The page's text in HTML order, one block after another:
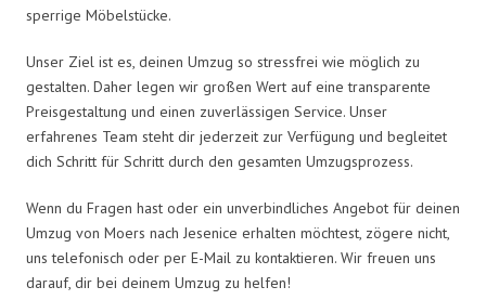
sperrige Möbelstücke.
Unser Ziel ist es, deinen Umzug so stressfrei wie möglich zu
gestalten. Daher legen wir großen Wert auf eine transparente
Preisgestaltung und einen zuverlässigen Service. Unser
erfahrenes Team steht dir jederzeit zur Verfügung und begleitet
dich Schritt für Schritt durch den gesamten Umzugsprozess.
Wenn du Fragen hast oder ein unverbindliches Angebot für deinen
Umzug von Moers nach Jesenice erhalten möchtest, zögere nicht,
uns telefonisch oder per E-Mail zu kontaktieren. Wir freuen uns
darauf, dir bei deinem Umzug zu helfen!